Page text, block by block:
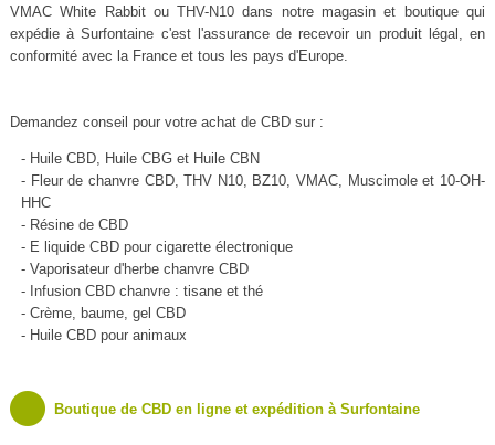
VMAC White Rabbit ou THV-N10 dans notre magasin et boutique qui
expédie à Surfontaine c'est l'assurance de recevoir un produit légal, en
conformité avec la France et tous les pays d'Europe.
Demandez conseil pour votre achat de CBD sur :
- Huile CBD, Huile CBG et Huile CBN
- Fleur de chanvre CBD, THV N10, BZ10, VMAC, Muscimole et 10-OH-
HHC
- Résine de CBD
- E liquide CBD pour cigarette électronique
- Vaporisateur d'herbe chanvre CBD
- Infusion CBD chanvre : tisane et thé
- Crème, baume, gel CBD
- Huile CBD pour animaux
Boutique de CBD en ligne et expédition à Surfontaine